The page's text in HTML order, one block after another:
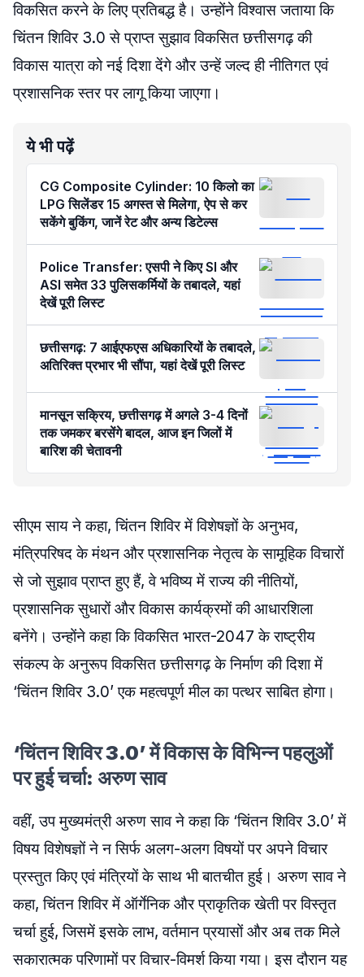
विकसित करने के लिए प्रतिबद्ध है। उन्होंने विश्वास जताया कि
चिंतन शिविर 3.0 से प्राप्त सुझाव विकसित छत्तीसगढ़ की
विकास यात्रा को नई दिशा देंगे और उन्हें जल्द ही नीतिगत एवं
प्रशासनिक स्तर पर लागू किया जाएगा।
ये भी पढ़ें
CG Composite Cylinder: 10 किलो का
LPG सिलेंडर 15 अगस्त से मिलेगा, ऐप से कर
सकेंगे बुकिंग, जानें रेट और अन्य डिटेल्स
Police Transfer: एसपी ने किए SI और
ASI समेत 33 पुलिसकर्मियों के तबादले, यहां
देखें पूरी लिस्ट
छत्तीसगढ़: 7 आईएफएस अधिकारियों के तबादले,
अतिरिक्त प्रभार भी सौंपा, यहां देखें पूरी लिस्ट
मानसून सक्रिय, छत्तीसगढ़ में अगले 3-4 दिनों
तक जमकर बरसेंगे बादल, आज इन जिलों में
बारिश की चेतावनी
सीएम साय ने कहा, चिंतन शिविर में विशेषज्ञों के अनुभव,
मंत्रिपरिषद के मंथन और प्रशासनिक नेतृत्व के सामूहिक विचारों
से जो सुझाव प्राप्त हुए हैं, वे भविष्य में राज्य की नीतियों,
प्रशासनिक सुधारों और विकास कार्यक्रमों की आधारशिला
बनेंगे। उन्होंने कहा कि विकसित भारत-2047 के राष्ट्रीय
संकल्प के अनुरूप विकसित छत्तीसगढ़ के निर्माण की दिशा में
‘चिंतन शिविर 3.0’ एक महत्वपूर्ण मील का पत्थर साबित होगा।
‘चिंतन शिविर 3.0’ में विकास के विभिन्न पहलुओं
पर हुई चर्चा: अरुण साव
वहीं, उप मुख्यमंत्री अरुण साव ने कहा कि ‘चिंतन शिविर 3.0’ में
विषय विशेषज्ञों ने न सिर्फ अलग-अलग विषयों पर अपने विचार
प्रस्तुत किए एवं मंत्रियों के साथ भी बातचीत हुई। अरुण साव ने
कहा, चिंतन शिविर में ऑर्गेनिक और प्राकृतिक खेती पर विस्तृत
चर्चा हुई, जिसमें इसके लाभ, वर्तमान प्रयासों और अब तक मिले
सकारात्मक परिणामों पर विचार-विमर्श किया गया। इस दौरान यह